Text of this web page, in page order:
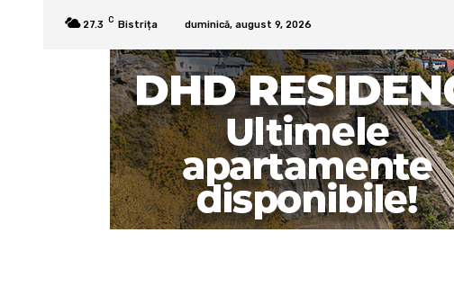
27.3 C Bistrița duminică, august 9, 2026